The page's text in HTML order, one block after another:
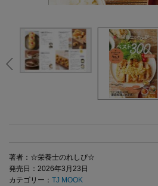
著者：☆栄養士のれしぴ☆
発売日：2026年3月23日
カテゴリー： TJ MOOK